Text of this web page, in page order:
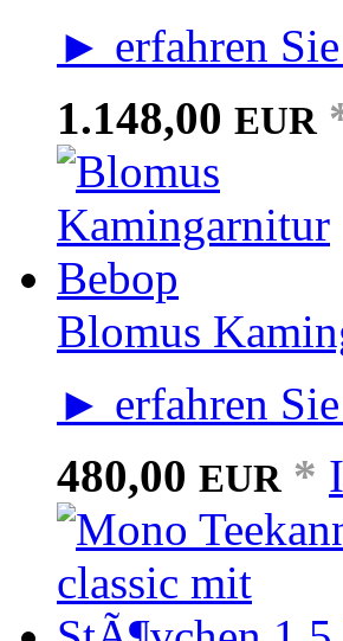
► erfahren
1.148,00 EUR
Blomus
► erfahren
480,00 EUR *